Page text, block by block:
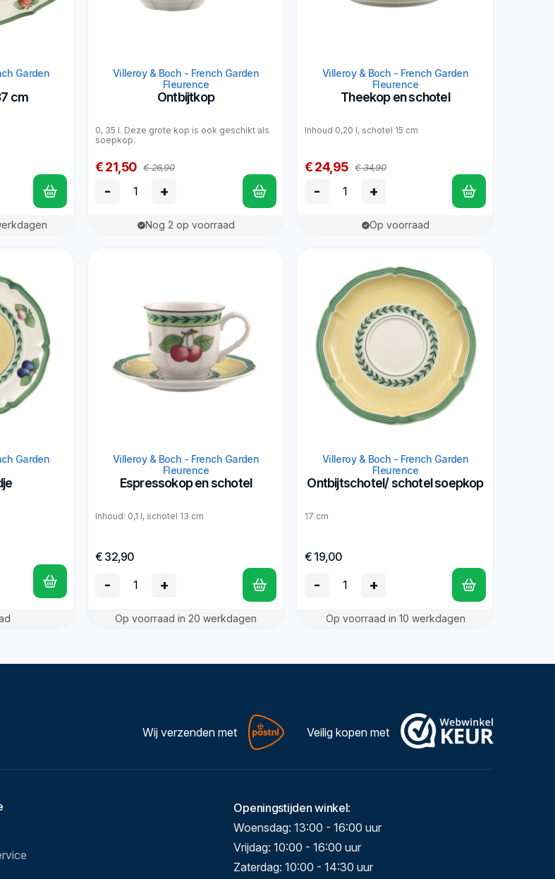
Garden
cm
Villeroy & Boch - French Garden
Fleurence
Ontbijtkop
0, 35 l. Deze grote kop is ook geschikt als
soepkop.
€ 21,50 € 26,90
- +
Nog 2 op voorraad
Villeroy & Boch - French Garden
Fleurence
Theekop en schotel
Inhoud 0,20 l, schotel 15 cm
€ 24,95 € 34,90
- +
Op voorraad
Garden
Villeroy & Boch - French Garden
Fleurence
Espressokop en schotel
Inhoud: 0,1 l, schotel 13 cm
€ 32,90
- +
Op voorraad in 20 werkdagen
Villeroy & Boch - French Garden
Fleurence
Ontbijtschotel/ schotel soepkop
17 cm
€ 19,00
- +
Op voorraad in 10 werkdagen
Wij verzenden met Veilig kopen met
Openingstijden winkel:
Woensdag: 13:00 - 16:00 uur
Vrijdag: 10:00 - 16:00 uur
Zaterdag: 10:00 - 14:30 uur